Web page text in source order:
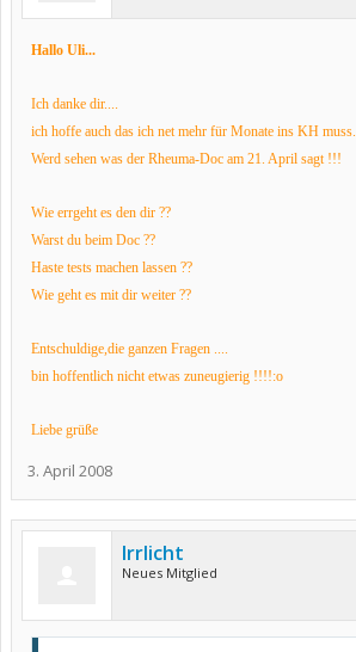
Hallo Uli...
Ich danke dir....
ich hoffe auch das ich net mehr für Monate ins KH muss.
Werd sehen was der Rheuma-Doc am 21. April sagt !!!
Wie errgeht es den dir ??
Warst du beim Doc ??
Haste tests machen lassen ??
Wie geht es mit dir weiter ??
Entschuldige,die ganzen Fragen ....
bin hoffentlich nicht etwas zuneugierig !!!!:o
Liebe grüße
3. April 2008
Irrlicht
Neues Mitglied